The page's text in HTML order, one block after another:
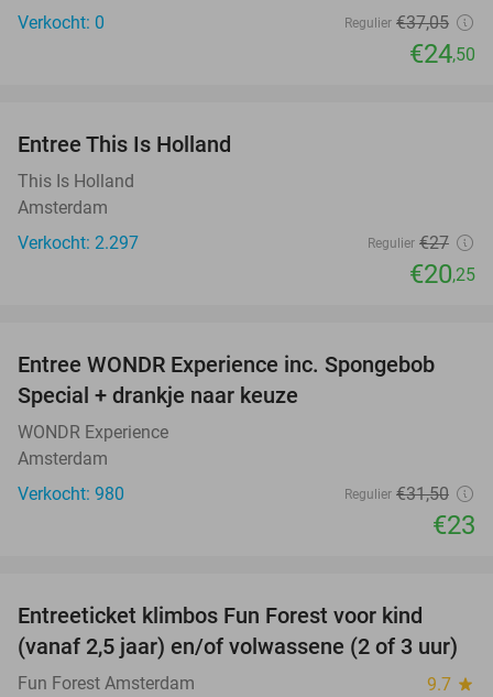
Verkocht: 0
Regulier €37,05
€24,50
Entree This Is Holland
This Is Holland
Amsterdam
Verkocht: 2.297
Regulier €27
€20,25
27%
Entree WONDR Experience inc. Spongebob
Special + drankje naar keuze
WONDR Experience
Amsterdam
Verkocht: 980
Regulier €31,50
€23
Entreeticket klimbos Fun Forest voor kind
(vanaf 2,5 jaar) en/of volwassene (2 of 3 uur)
Fun Forest Amsterdam 9.7 star